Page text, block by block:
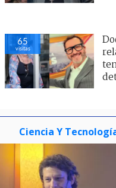
65
visitas
Ciencia Y